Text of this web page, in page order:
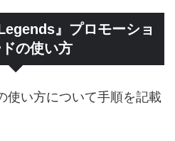
』プロモーショ
の使い方
使い方について手順を記載